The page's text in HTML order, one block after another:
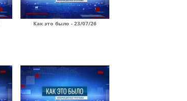
Как это было - 23/07/26